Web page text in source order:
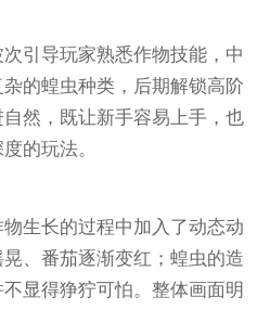
引导玩家熟悉作物技能，中
的蝗虫种类，后期解锁高阶
然，既让新手容易上手，也
的玩法。
生长的过程中加入了动态动
、番茄逐渐变红；蝗虫的造
显得狰狞可怕。整体画面明